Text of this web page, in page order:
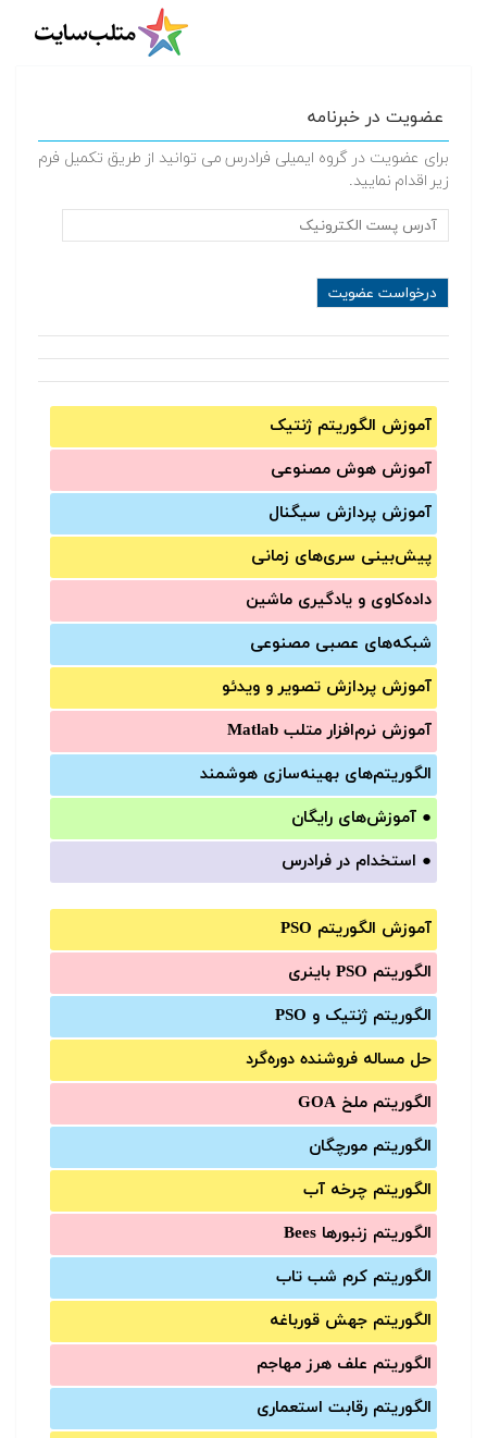
عضویت در خبرنامه
برای عضویت در گروه ایمیلی فرادرس می توانید از طریق تکمیل فرم
زیر اقدام نمایید.
آموزش الگوریتم ژنتیک
آموزش‌ هوش مصنوعی
آموزش‌ پردازش سیگنال
پیش‌‌بینی سری‌‌های زمانی
داده‌کاوی و یادگیری ماشین
شبکه‌های عصبی مصنوعی
آموزش‌ پردازش تصویر و ویدئو
آموزش‌ نرم‌افزار متلب Matlab
الگوریتم‌های بهینه‌سازی هوشمند
● آموزش‌های رایگان
● استخدام در فرادرس
آموزش الگوریتم PSO
الگوریتم PSO باینری
الگوریتم ژنتیک و PSO
حل مساله فروشنده دوره‌گرد
الگوریتم ملخ GOA
الگوریتم مورچگان
الگوریتم چرخه آب
الگوریتم زنبورها Bees
الگوریتم کرم شب تاب
الگوریتم جهش قورباغه
الگوریتم علف هرز مهاجم
الگوریتم رقابت استعماری